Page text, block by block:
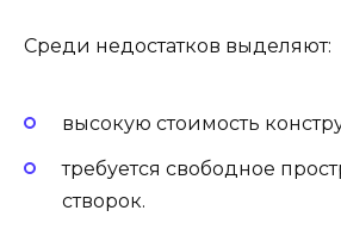
Среди недостатков выделяют:
высокую стоимость
требуется свободное
створок.